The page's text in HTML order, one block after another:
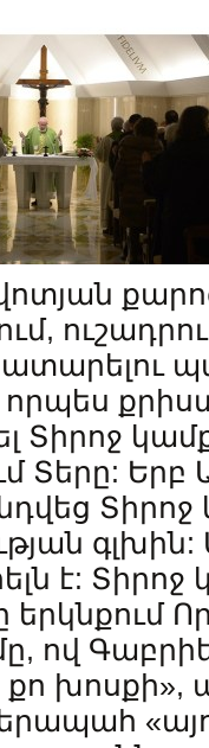
որպես
Տիրոջ
Տերը:
Տիրոջ
է: Տիրոջ
երկնքում
ով
խոսքի»,